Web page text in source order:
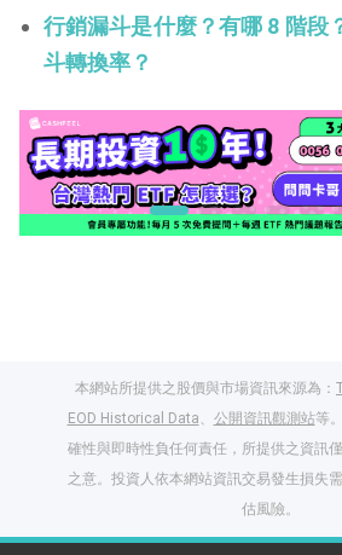
行銷漏斗是什麼？有哪 8 階段
斗轉換率？
本網站所提供之股價與市場資訊來源為：
EOD Historical Data、 公開資訊觀測站等
確性與即時性負任何責任，所提供之資訊
之意。投資人依本網站資訊交易發生損失
估風險。